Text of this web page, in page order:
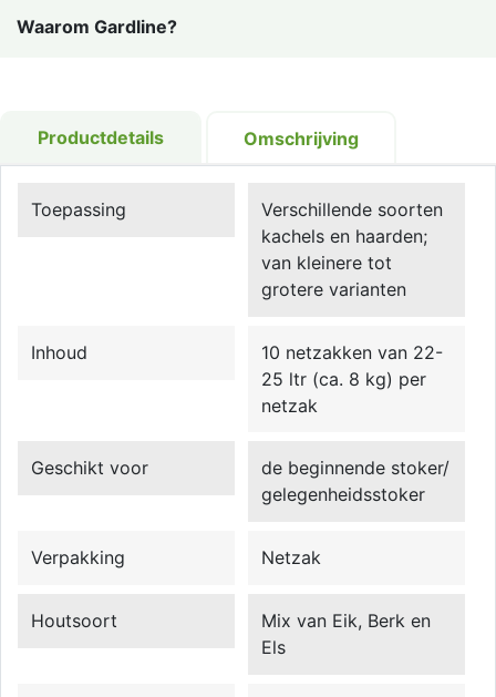
Waarom Gardline?
Productdetails Omschrijving
Toepassing
Verschillende soorten
kachels en haarden;
van kleinere tot
grotere varianten
Inhoud
10 netzakken van 22-
25 ltr (ca. 8 kg) per
netzak
Geschikt voor
de beginnende stoker/
gelegenheidsstoker
Verpakking Netzak
Houtsoort
Mix van Eik, Berk en
Els